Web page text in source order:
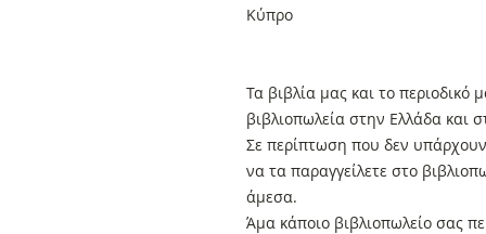
Κύπρο
Τα βιβλία μας και το
βιβλιοπωλεία στην Ελλάδα και
Σε περίπτωση που δεν
να τα παραγγείλετε στο
άμεσα.
Άμα κάποιο βιβλιοπωλείο σας